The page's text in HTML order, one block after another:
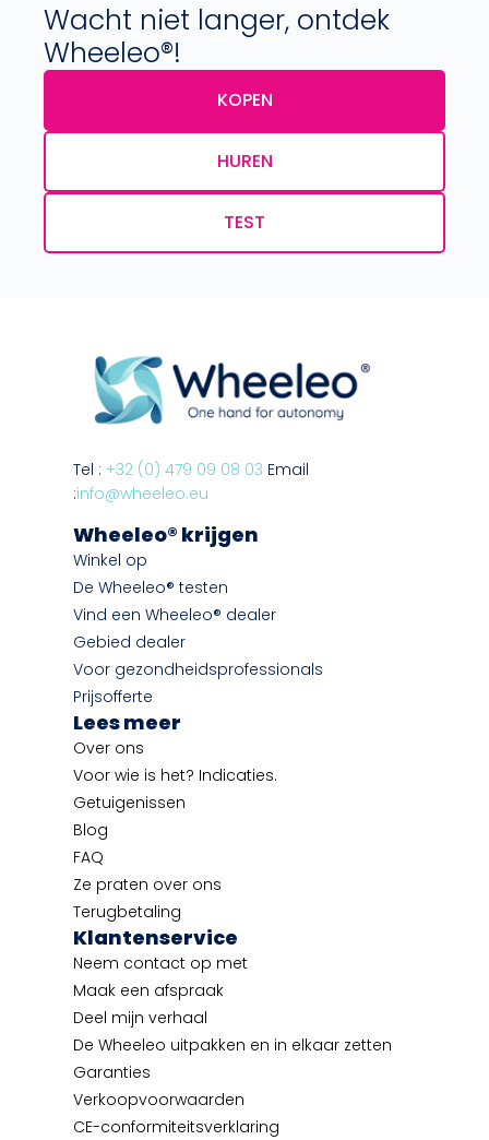
Wacht niet langer, ontdek
Wheeleo®!
KOPEN
HUREN
TEST
Tel : +32 (0) 479 09 08 03 Email
:info@wheeleo.eu
Wheeleo® krijgen
Winkel op
De Wheeleo® testen
Vind een Wheeleo® dealer
Gebied dealer
Voor gezondheidsprofessionals
Prijsofferte
Lees meer
Over ons
Voor wie is het? Indicaties.
Getuigenissen
Blog
FAQ
Ze praten over ons
Terugbetaling
Klantenservice
Neem contact op met
Maak een afspraak
Deel mijn verhaal
De Wheeleo uitpakken en in elkaar zetten
Garanties
Verkoopvoorwaarden
CE-conformiteitsverklaring